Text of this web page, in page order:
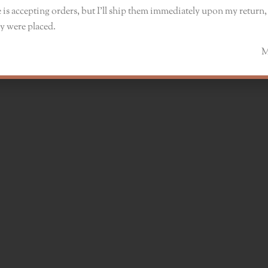
is accepting orders, but I’ll ship them immediately upon my
were placed.